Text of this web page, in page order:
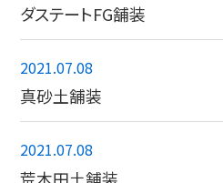
ダステートFG舗装
2021.07.08
真砂土舗装
2021.07.08